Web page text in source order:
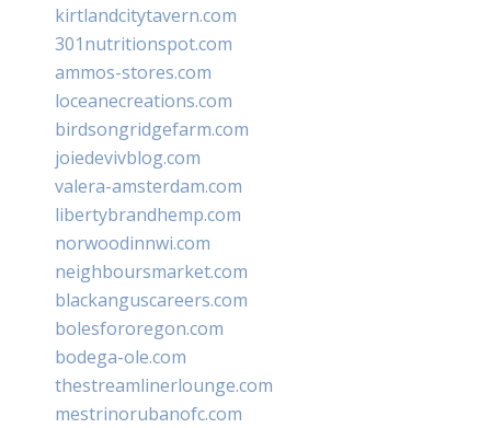
kirtlandcitytavern.com
301nutritionspot.com
ammos-stores.com
loceanecreations.com
birdsongridgefarm.com
joiedevivblog.com
valera-amsterdam.com
libertybrandhemp.com
norwoodinnwi.com
neighboursmarket.com
blackanguscareers.com
bolesfororegon.com
bodega-ole.com
thestreamlinerlounge.com
mestrinorubanofc.com